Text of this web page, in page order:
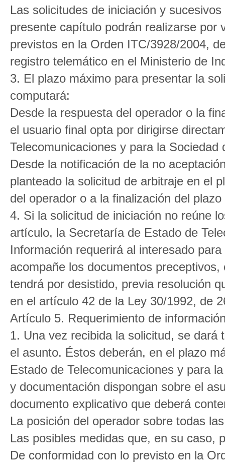
Las solicitudes de iniciación y
presente capítulo podrán realizarse
previstos en la Orden ITC/3928/2004,
registro telemático en el Ministerio de
3. El plazo máximo para presentar la
computará:
Desde la respuesta del operador o la
el usuario final opta por dirigirse
Telecomunicaciones y para la Sociedad
Desde la notificación de la no
planteado la solicitud de arbitraje en el
del operador o a la finalización del
4. Si la solicitud de iniciación no reúne
artículo, la Secretaría de Estado de
Información requerirá al interesado
acompañe los documentos
tendrá por desistido, previa resolución
en el artículo 42 de la Ley 30/1992, de
Artículo 5. Requerimiento de
1. Una vez recibida la solicitud, se dará
el asunto. Éstos deberán, en el plazo
Estado de Telecomunicaciones y para
y documentación dispongan sobre el
documento explicativo que deberá
La posición del operador sobre todas
Las posibles medidas que, en su caso,
De conformidad con lo previsto en la